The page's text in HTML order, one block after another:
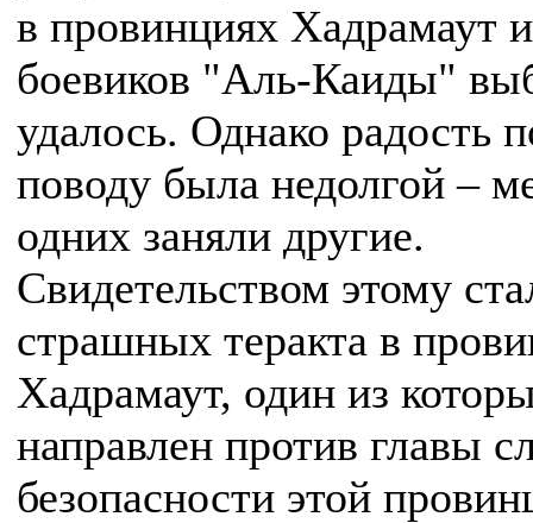
в провинциях Хадрамаут
боевиков "Аль-Каиды"
удалось. Однако радость
поводу была недолгой –
одних заняли другие.
Свидетельством этому
страшных теракта в
Хадрамаут, один из
направлен против главы
безопасности этой